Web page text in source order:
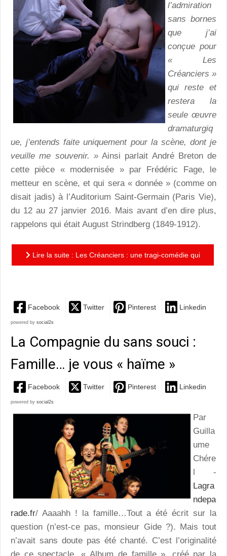
l’admiration
sans bornes
que j’ai
conçue pour
« Les
Créanciers »
qui reste et
restera la
seule œuvre
dramaturgiq
ue, j’entends faite uniquement pour la scène, dont je
veuille me souvenir. »Ainsi parlait André Breton de
cette pièce « modernisée » par Frédéric Fage, le
metteur en scène, et qui sera « donnée » (comme on
disait jadis) à l’Auditorium Saint-Germain (Paris Vie),
du 12 au 27 janvier 2016. Mais avant d’en dire plus,
rappelons qui était August Strindberg (1849-1912).
Lire la suite : Les Créanciers : une tragi-comédie qui
Facebook Twitter Pinterest Linkedin
powered by social2s
La Compagnie du sans souci :
Famille… je vous « haïme »
Facebook Twitter Pinterest Linkedin
powered by social2s
Par
Guilla
ume
Chére
l -
Lagra
ndepa
rade.fr/ Aaaahh ! la famille…Tout a été écrit sur la
question (n’est-ce pas, monsieur Gide ?). Mais tout
n’avait sans doute pas été chanté. C’est l’originalité